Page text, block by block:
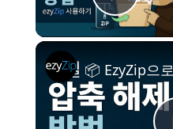
Play